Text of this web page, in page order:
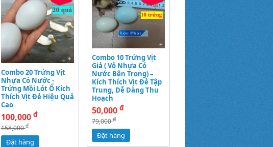
Combo 20 Trứng Vịt
Nhựa Có Nước -
Trứng Mồi Lót Ổ Kích
Thích Vịt Đẻ Hiệu Quả
Cao
100,000 đ
158,000đ
Đặt hàng
Combo 10 Trứng Vịt
Giả ( Vỏ Nhựa Có
Nước Bên Trong) –
Kích Thích Vịt Đẻ Tập
Trung, Dễ Dàng Thu
Hoạch
50,000 đ
79,000đ
Đặt hàng